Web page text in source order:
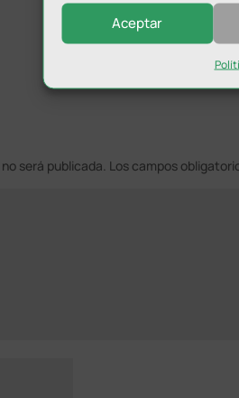
Aceptar
será publicada. Los campos